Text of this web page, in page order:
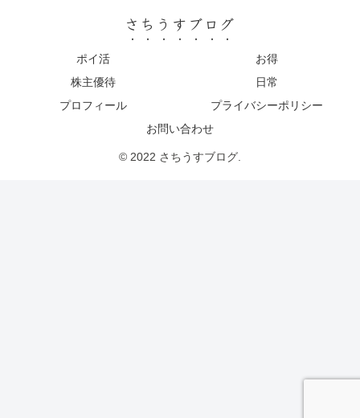
さちうすブログ
ポイ活
お得
株主優待
日常
プロフィール
プライバシーポリシー
お問い合わせ
© 2022 さちうすブログ.